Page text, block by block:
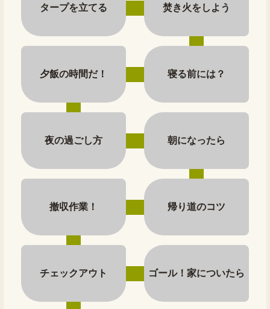
タープを立てる 焚き火をしよう
夕飯の時間だ！ 寝る前には？
夜の過ごし方 朝になったら
撤収作業！ 帰り道のコツ
チェックアウト ゴール！家についたら